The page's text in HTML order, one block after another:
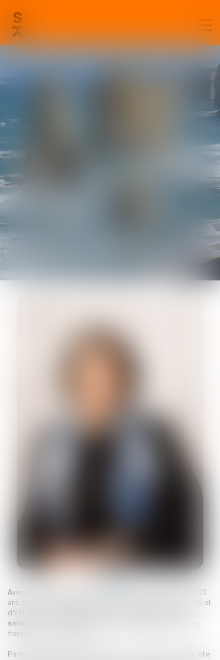
Avocate reconnue en Droit social
, disposant de plus de 20
ans d’expérience, Anne accompagne les dirigeants de PME et
d’ETI dans la
salariés
françaises et européennes.
Particulièrement engagée auprès des entreprises locales, elle